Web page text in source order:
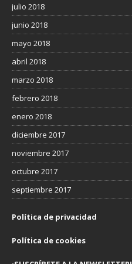
julio 2018
junio 2018
mayo 2018
abril 2018
marzo 2018
febrero 2018
enero 2018
diciembre 2017
noviembre 2017
octubre 2017
septiembre 2017
Política de privacidad
Política de cookies